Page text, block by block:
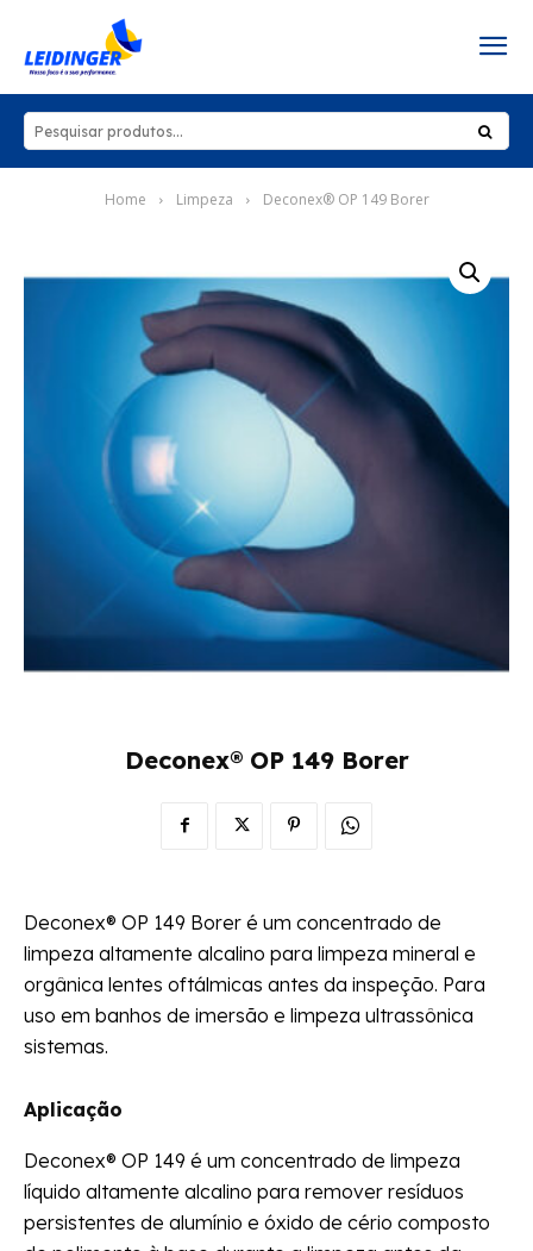
Home Limpeza Deconex® OP 149 Borer
Deconex® OP 149 Borer
Deconex® OP 149 Borer é um concentrado de
limpeza altamente alcalino para limpeza mineral e
orgânica lentes oftálmicas antes da inspeção. Para
uso em banhos de imersão e limpeza ultrassônica
sistemas.
Aplicação
Deconex® OP 149 é um concentrado de limpeza
líquido altamente alcalino para remover resíduos
persistentes de alumínio e óxido de cério composto